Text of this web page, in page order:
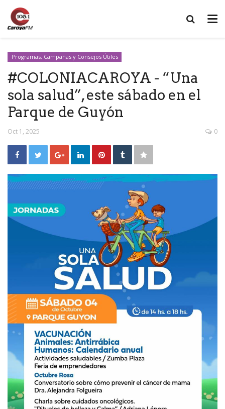
Programas, Campañas y Consejos Útiles
#COLONIACAROYA - “Una
sola salud”, este sábado en el
Parque de Guyón
Oct 1, 2025 0